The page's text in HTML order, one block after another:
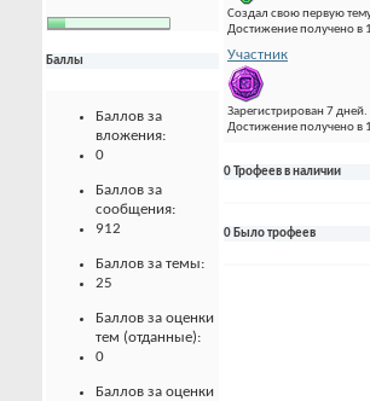
Баллы
Баллов за
вложения:
0
Баллов за
сообщения:
912
Баллов за темы:
25
Баллов за оценки
тем (отданные):
0
Баллов за оценки
Создал свою первую
Достижение получено в
Участник
Зарегистрирован 7 дней.
Достижение получено в
0 Трофеев в наличии
0 Было трофеев